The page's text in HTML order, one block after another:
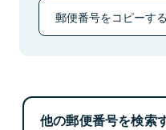
郵便番号をコピーする
他の郵便番号を検索